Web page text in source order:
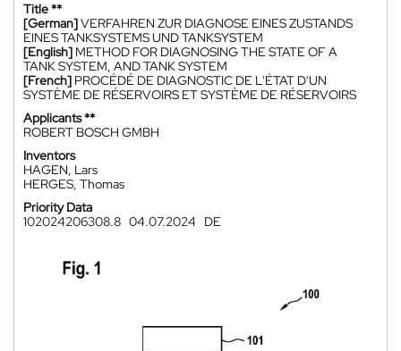
Title **
[German]VERFAHREN ZUR DIAGNOSE EINES ZUSTANDS
EINES TANKSYSTEMS UND TANKSYSTEM
[English] METHOD FOR DIAGNOSING THE STATE OF A
TANK SYSTEM, AND TANK SYSTEM
[French] PROCÉDÉ DE DIAGNOSTIC DE L'ÉTAT D'UN
SYSTÈME DE RÉSERVOIRS ET SYSTÈME DE RÉSERVOIRS
Applicants **
ROBERT BOSCH GMBH
Inventors
HAGEN, Lars
HERGES, Thomas
Priority Data
102024206308.8 04.07.2024 DE